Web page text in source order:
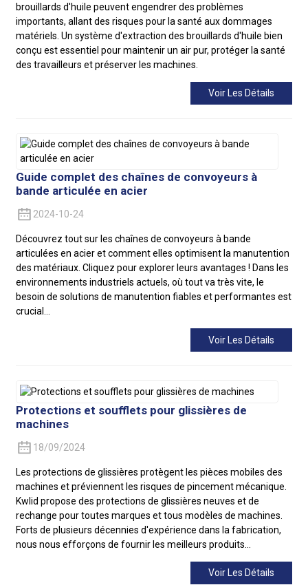
brouillards d'huile peuvent engendrer des problèmes
importants, allant des risques pour la santé aux dommages
matériels. Un système d'extraction des brouillards d'huile bien
conçu est essentiel pour maintenir un air pur, protéger la santé
des travailleurs et préserver les machines.
Voir Les Détails
Guide complet des chaînes de convoyeurs à
bande articulée en acier
2024-10-24
Découvrez tout sur les chaînes de convoyeurs à bande
articulées en acier et comment elles optimisent la manutention
des matériaux. Cliquez pour explorer leurs avantages ! Dans les
environnements industriels actuels, où tout va très vite, le
besoin de solutions de manutention fiables et performantes est
crucial…
Voir Les Détails
Protections et soufflets pour glissières de
machines
18/09/2024
Les protections de glissières protègent les pièces mobiles des
machines et préviennent les risques de pincement mécanique.
Kwlid propose des protections de glissières neuves et de
rechange pour toutes marques et tous modèles de machines.
Forts de plusieurs décennies d'expérience dans la fabrication,
nous nous efforçons de fournir les meilleurs produits…
Voir Les Détails